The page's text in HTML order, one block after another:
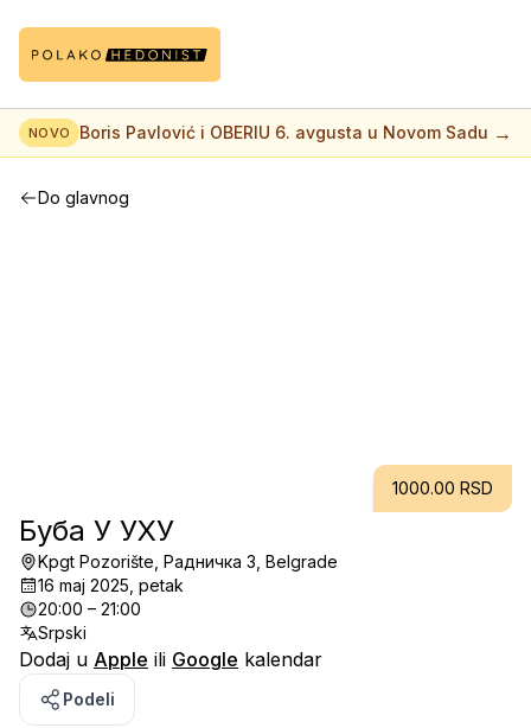
NOVO Boris Pavlović i OBERIU 6. avgusta u Novom Sadu →
Do glavnog
1000.00 RSD
Буба У УХУ
Kpgt Pozorište, Радничка 3, Belgrade
16 maj 2025, petak
20:00 – 21:00
Srpski
Dodaj u Apple ili Google kalendar
Podeli